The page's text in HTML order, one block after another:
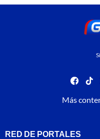
Más
RED DE PORTALES